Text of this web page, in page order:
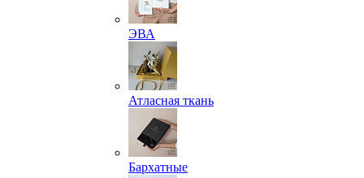
ЭВА
Атласная ткань
Бархатные